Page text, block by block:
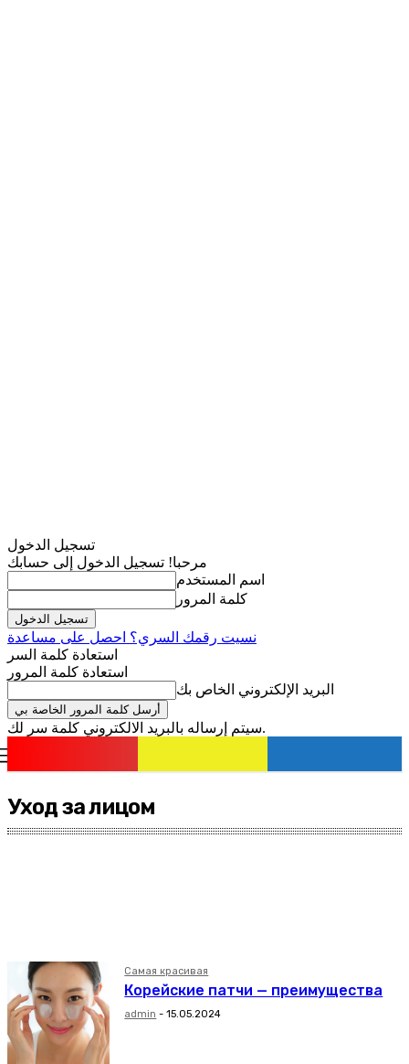
تسجيل الدخول
مرحبا! تسجيل الدخول إلى حسابك
اسم المستخدم
كلمة المرور
نسيت رقمك السري؟ احصل على مساعدة
استعادة كلمة السر
استعادة كلمة المرور
البريد الإلكتروني الخاص بك
سيتم إرساله بالبريد الالكتروني كلمة سر لك.
Уход за лицом
Самая красивая
Корейские патчи — преимущества
admin - 15.05.2024